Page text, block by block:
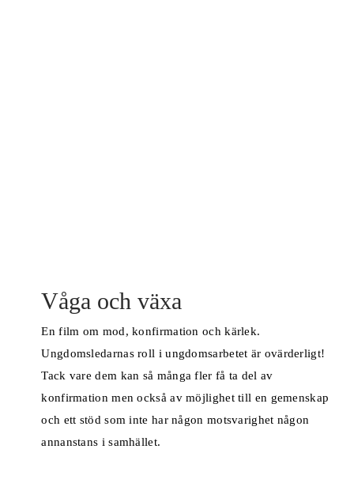
Våga och växa
En film om mod, konfirmation och kärlek.
Ungdomsledarnas roll i ungdomsarbetet är ovärderligt!
Tack vare dem kan så många fler få ta del av
konfirmation men också av möjlighet till en gemenskap
och ett stöd som inte har någon motsvarighet någon
annanstans i samhället.